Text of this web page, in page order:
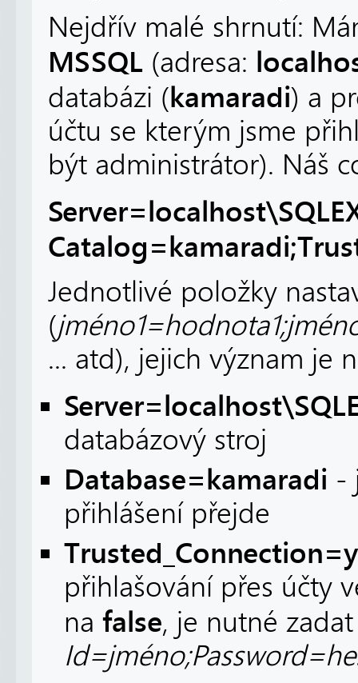
Nejdřív malé shrnutí:
MSSQL (adresa:
databázi (kamaradi) a
účtu se kterým jsme
být administrátor). Náš
Jednotlivé položky
(
... atd), jejich význam je
databázový stroj
Database=kamaradi -
přihlášení přejde
přihlašování přes účty
na false, je nutné